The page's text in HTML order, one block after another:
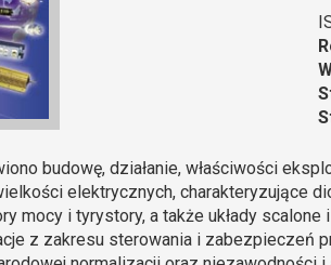
budowę, działanie, właściwości
elektrycznych, charakteryzujące
mocy i tyrystory, a także układy
z zakresu sterowania i zabezpieczeń